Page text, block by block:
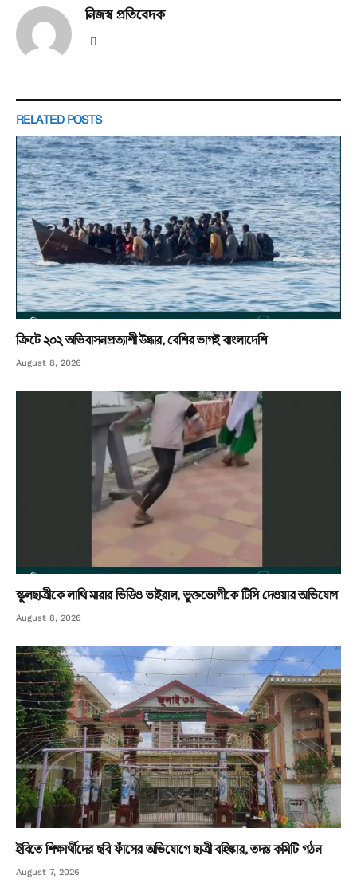
নিজস্ব প্রতিবেদক
RELATED POSTS
ক্রিটে ২০২ অভিবাসনপ্রত্যাশী উদ্ধার, বেশির ভাগই বাংলাদেশি
August 8, 2026
স্কুলছাত্রীকে লাথি মারার ভিডিও ভাইরাল, ভুক্তভোগীকে টিসি দেওয়ার অভিযোগ
August 8, 2026
ইবিতে শিক্ষার্থীদের ছবি ফাঁসের অভিযোগে ছাত্রী বহিষ্কার, তদন্ত কমিটি গঠন
August 7, 2026